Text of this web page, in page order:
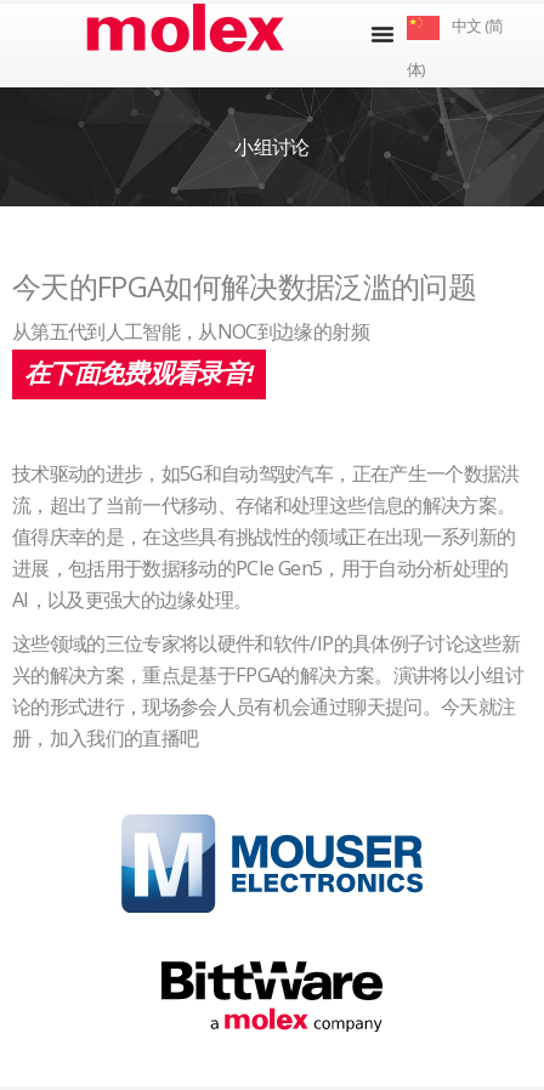
中文 (简
体)
小组讨论
今天的FPGA如何解决数据泛滥的问题
从第五代到人工智能，从NOC到边缘的射频
在下面免费观看录音!
技术驱动的进步，如5G和自动驾驶汽车，正在产生一个数据洪
流，超出了当前一代移动、存储和处理这些信息的解决方案。
值得庆幸的是，在这些具有挑战性的领域正在出现一系列新的
进展，包括用于数据移动的PCIe Gen5，用于自动分析处理的
AI，以及更强大的边缘处理。
这些领域的三位专家将以硬件和软件/IP的具体例子讨论这些新
兴的解决方案，重点是基于FPGA的解决方案。演讲将以小组讨
论的形式进行，现场参会人员有机会通过聊天提问。今天就注
册，加入我们的直播吧